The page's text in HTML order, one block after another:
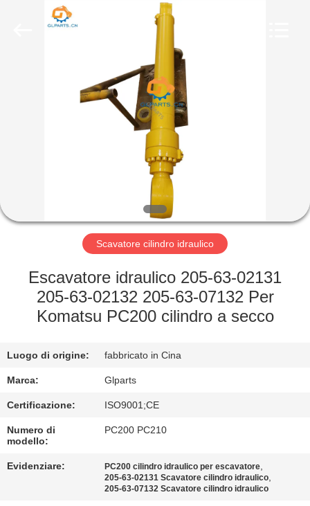
CHI
SIAMO
VISITA
ALLA
FABBRICA
CONTROLLO
DELLA
QUALITÀ
CONTATTACI
Scavatore cilindro idraulico
Escavatore idraulico 205-63-02131
205-63-02132 205-63-07132 Per
Komatsu PC200 cilindro a secco
Luogo di origine: fabbricato in Cina
Marca: Glparts
Certificazione: ISO9001;CE
Numero di
modello:
PC200 PC210
Evidenziare: PC200 cilindro idraulico per escavatore,
205-63-02131 Scavatore cilindro idraulico,
205-63-07132 Scavatore cilindro idraulico